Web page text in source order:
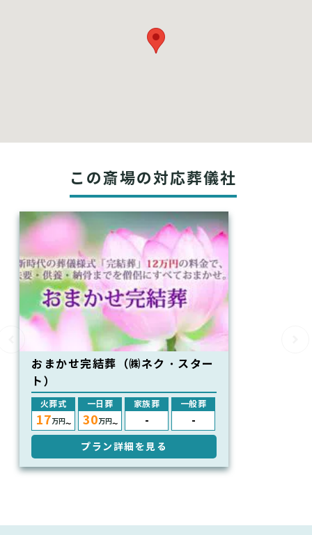
この斎場の対応葬儀社
おまかせ完結葬（㈱ネク・スター
ト）
火葬式
17万円〜
一日葬
30万円〜
家族葬
-
一般葬
-
プラン詳細を見る